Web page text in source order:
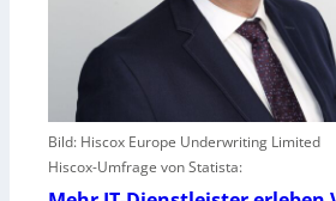
Bild: Hiscox Europe Underwriting Limited
Hiscox-Umfrage von Statista: